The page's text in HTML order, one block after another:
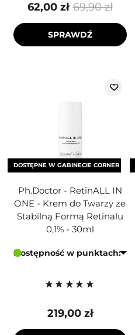
69,90 zł
62,00 zł
SPRAWDŹ
DOSTĘPNE W GABINECIE CORNER
Ph.Doctor - RetinALL IN
ONE - Krem do Twarzy ze
Stabilną Formą Retinalu
0,1% - 30ml
Dostępność w punktach:
219,00 zł